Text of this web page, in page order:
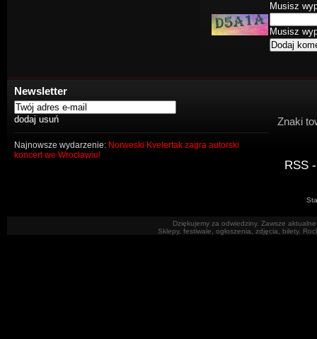
Musisz
Musisz
Newsletter
Najnowsze wydarzenie: Norweski Kvelertak zagra autorski
koncert we Wrocławiu!
Znaki
RSS
Dziękujemy za odwiedziny. Zawsze
Sklepy, festiwale, ogłoszenia, zdjęcia, bilety.